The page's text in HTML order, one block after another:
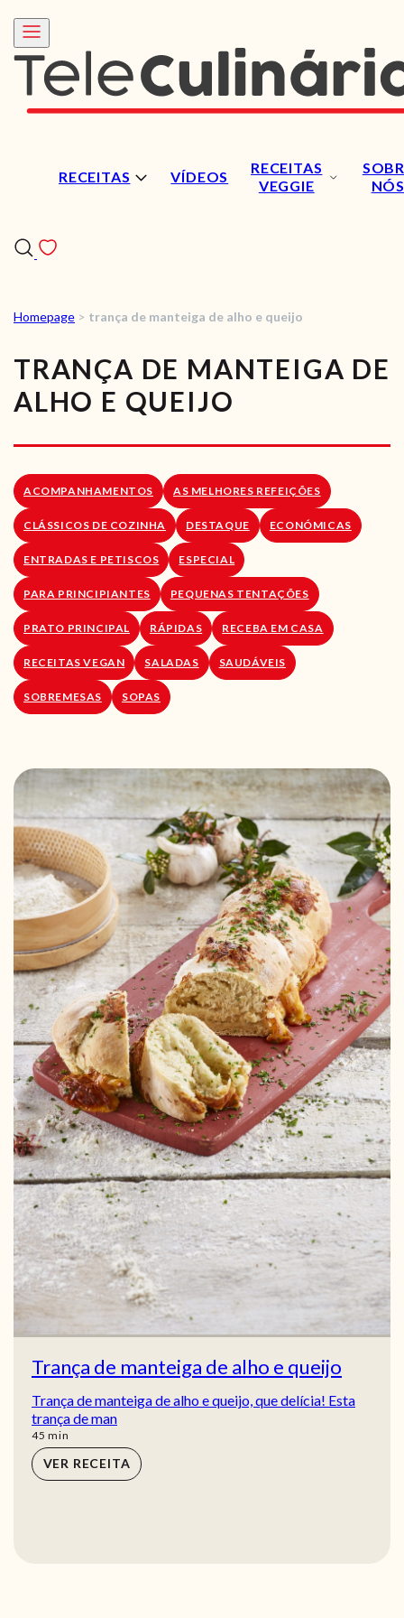
RECEITAS VÍDEOS
RECEITAS
VEGGIE
NÓS
RECEITAS
VÍDEOS
RECEITAS VEGGIE
LOJA ONLINE
BLOG
Homepage > trança de manteiga de alho e queijo
TRANÇA DE MANTEIGA DE
ALHO E QUEIJO
ACOMPANHAMENTOS AS MELHORES REFEIÇÕES
CLÁSSICOS DE COZINHA DESTAQUE ECONÓMICAS
ENTRADAS E PETISCOS ESPECIAL
PARA PRINCIPIANTES PEQUENAS TENTAÇÕES
PRATO PRINCIPAL RÁPIDAS RECEBA EM CASA
RECEITAS VEGAN SALADAS SAUDÁVEIS
SOBREMESAS SOPAS
Trança de manteiga de alho e queijo
Trança de manteiga de alho e queijo, que delícia! Esta
trança de man
45 min
min
VER RECEITA